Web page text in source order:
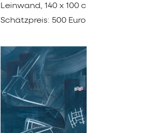
Leinwand, 140 x 100 cm
Schätzpreis: 500 Euro